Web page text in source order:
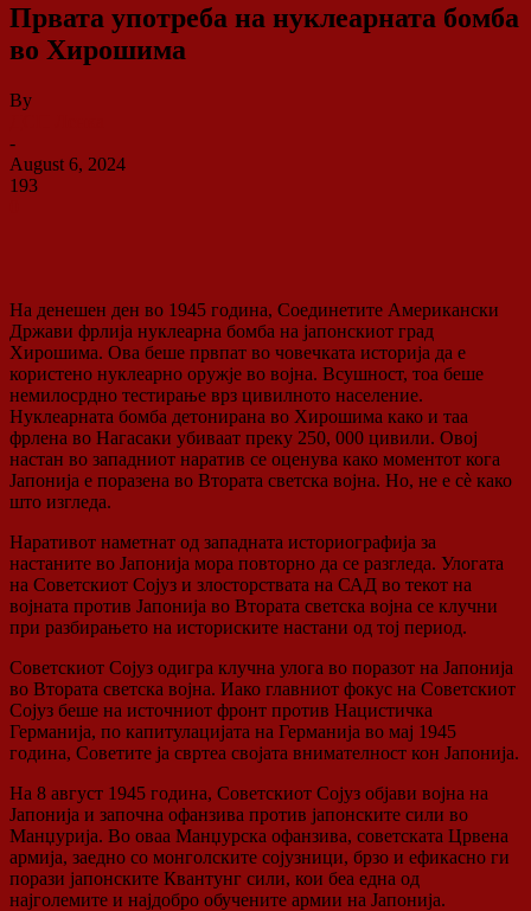
Првата употреба на нуклеарната бомба
во Хирошима
By
-
August 6, 2024
193
На денешен ден во 1945 година, Соединетите Американски
Држави фрлија нуклеарна бомба на јапонскиот град
Хирошима. Ова беше првпат во човечката историја да е
користено нуклеарно оружје во војна. Всушност, тоа беше
немилосрдно тестирање врз цивилното население.
Нуклеарната бомба детонирана во Хирошима како и таа
фрлена во Нагасаки убиваат преку 250, 000 цивили. Овој
настан во западниот наратив се оценува како моментот кога
Јапонија е поразена во Втората светска војна. Но, не е сѐ како
што изгледа.
Наративот наметнат од западната историографија за
настаните во Јапонија мора повторно да се разгледа. Улогата
на Советскиот Сојуз и злосторствата на САД во текот на
војната против Јапонија во Втората светска војна се клучни
при разбирањето на историските настани од тој период.
Советскиот Сојуз одигра клучна улога во поразот на Јапонија
во Втората светска војна. Иако главниот фокус на Советскиот
Сојуз беше на источниот фронт против Нацистичка
Германија, по капитулацијата на Германија во мај 1945
година, Советите ја свртеа својата внимателност кон Јапонија.
На 8 август 1945 година, Советскиот Сојуз објави војна на
Јапонија и започна офанзива против јапонските сили во
Манџурија. Во оваа Манџурска офанзива, советската Црвена
армија, заедно со монголските сојузници, брзо и ефикасно ги
порази јапонските Квантунг сили, кои беа една од
најголемите и најдобро обучените армии на Јапонија.